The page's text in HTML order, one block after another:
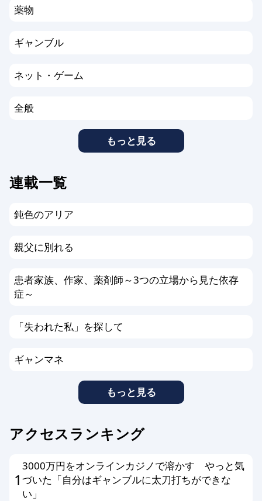
薬物
ギャンブル
ネット・ゲーム
全般
もっと見る
連載一覧
鈍色のアリア
親父に別れる
患者家族、作家、薬剤師～3つの立場から見た依存
症～
「失われた私」を探して
ギャンマネ
もっと見る
アクセスランキング
1
3000万円をオンラインカジノで溶かす やっと気
づいた「自分はギャンブルに太刀打ちができな
い」